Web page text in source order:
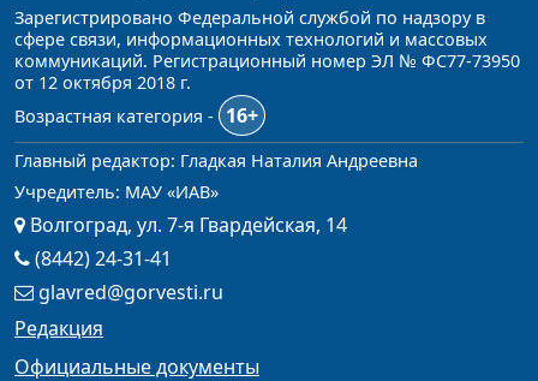
Зарегистрировано Федеральной службой по надзору в
сфере связи, информационных технологий и массовых
коммуникаций. Регистрационный номер ЭЛ № ФС77-73950
от 12 октября 2018 г.
Возрастная категория -
16+
Главный редактор: Гладкая Наталия Андреевна
Учредитель: МАУ «ИАВ»
Волгоград, ул. 7-я Гвардейская, 14
(8442) 24-31-41
glavred@gorvesti.ru
Редакция
Официальные документы